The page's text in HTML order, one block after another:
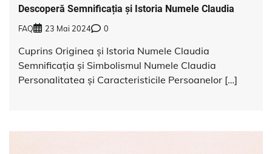
Descoperă Semnificația și Istoria Numele Claudia
FAQ 23 Mai 2024 0
Cuprins Originea și Istoria Numele Claudia
Semnificația și Simbolismul Numele Claudia
Personalitatea și Caracteristicile Persoanelor […]